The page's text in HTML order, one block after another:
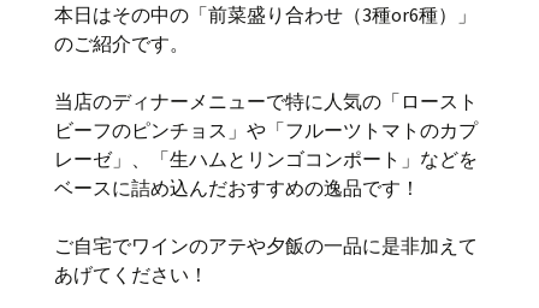
本日はその中の「前菜盛り合わせ（3種or6種）」
のご紹介です。
当店のディナーメニューで特に人気の「ロースト
ビーフのピンチョス」や「フルーツトマトのカプ
レーゼ」、「生ハムとリンゴコンポート」などを
ベースに詰め込んだおすすめの逸品です！
ご自宅でワインのアテや夕飯の一品に是非加えて
あげてください！